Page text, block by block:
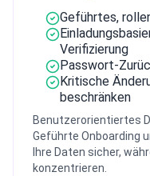
Geführtes,
Verifizierung
Passwort-
Kritische
beschränken
Benutzerorientiertes
Geführte Onboarding
Ihre Daten sicher,
konzentrieren.